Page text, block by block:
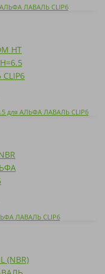
АЛЬФА ЛАВАЛЬ CLIP6
для АЛЬФА ЛАВАЛЬ CLIP6
ЛАВАЛЬ CLIP6